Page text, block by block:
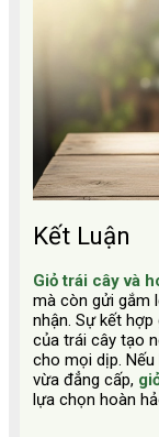
Kết Luận
Giỏ trái cây và
mà còn gửi gắm
nhận. Sự kết
của trái cây tạo
cho mọi dịp.
vừa đẳng cấp,
lựa chọn hoàn